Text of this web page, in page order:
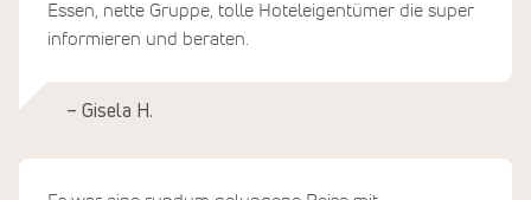
Essen, nette Gruppe, tolle Hoteleigentümer die super
informieren und beraten.
– Gisela H.